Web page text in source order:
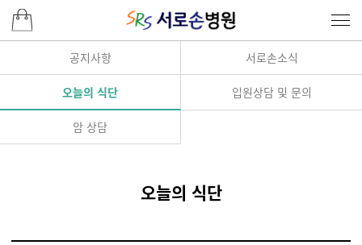
공지사항 서로손소식
오늘의 식단 입원상담 및 문의
암 상담
오늘의 식단